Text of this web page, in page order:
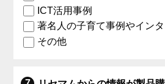
ICT活用事例
著名人の子育て事例やイン
その他